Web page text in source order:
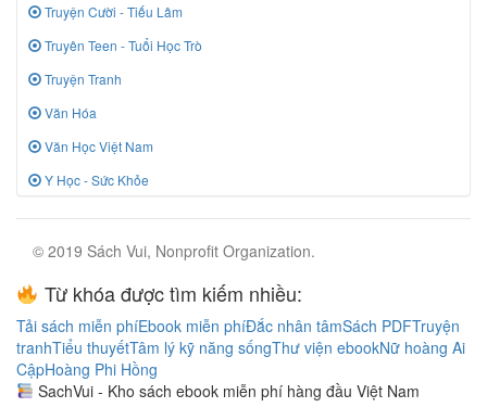
Truyện Cười - Tiếu Lâm
Truyên Teen - Tuổi Học Trò
Truyện Tranh
Văn Hóa
Văn Học Việt Nam
Y Học - Sức Khỏe
© 2019 Sách Vui, Nonprofit Organization.
Từ khóa được tìm kiếm nhiều:
Tải sách miễn phíEbook miễn phíĐắc nhân tâmSách PDFTruyện
tranhTiểu thuyếtTâm lý kỹ năng sốngThư viện ebookNữ hoàng Ai
CậpHoàng Phi Hồng
SachVui - Kho sách ebook miễn phí hàng đầu Việt Nam